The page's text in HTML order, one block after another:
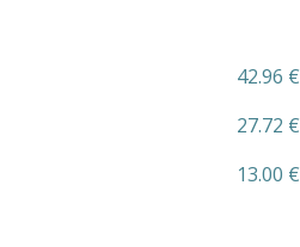
42.96 €
27.72 €
13.00 €